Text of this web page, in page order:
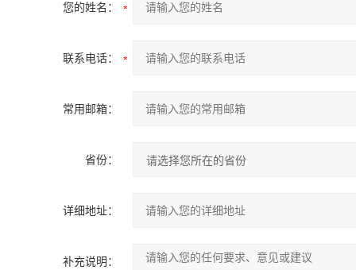
您的姓名：
联系电话：
常用邮箱：
省份：
详细地址：
补充说明：